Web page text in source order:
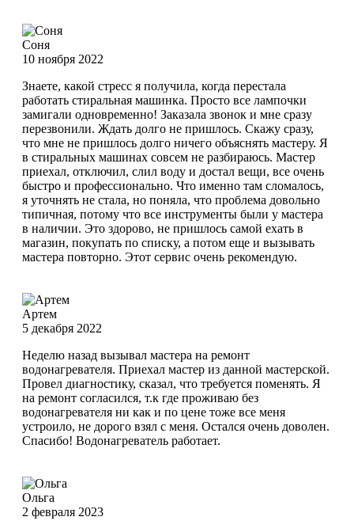
Соня
10 ноября 2022
Знаете, какой стресс я получила, когда перестала
работать стиральная машинка. Просто все лампочки
замигали одновременно! Заказала звонок и мне сразу
перезвонили. Ждать долго не пришлось. Скажу сразу,
что мне не пришлось долго ничего объяснять мастеру. Я
в стиральных машинах совсем не разбираюсь. Мастер
приехал, отключил, слил воду и достал вещи, все очень
быстро и профессионально. Что именно там сломалось,
я уточнять не стала, но поняла, что проблема довольно
типичная, потому что все инструменты были у мастера
в наличии. Это здорово, не пришлось самой ехать в
магазин, покупать по списку, а потом еще и вызывать
мастера повторно. Этот сервис очень рекомендую.
Артем
5 декабря 2022
Неделю назад вызывал мастера на ремонт
водонагревателя. Приехал мастер из данной мастерской.
Провел диагностику, сказал, что требуется поменять. Я
на ремонт согласился, т.к где проживаю без
водонагревателя ни как и по цене тоже все меня
устроило, не дорого взял с меня. Остался очень доволен.
Спасибо! Водонагреватель работает.
Ольга
2 февраля 2023